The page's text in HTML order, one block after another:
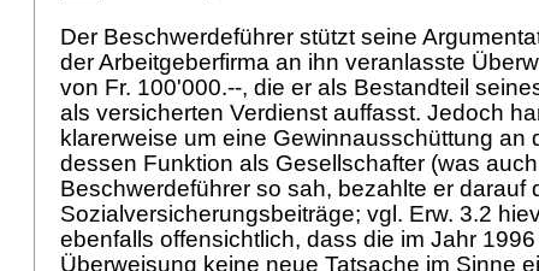
Der Beschwerdeführer stützt seine
der Arbeitgeberfirma an ihn veranlasste
von Fr. 100'000.--, die er als Bestandteil
als versicherten Verdienst auffasst. Jedoch
klarerweise um eine Gewinnausschüttung an
dessen Funktion als Gesellschafter (was
Beschwerdeführer so sah, bezahlte er darauf
Sozialversicherungsbeiträge; vgl. Erw. 3.2
ebenfalls offensichtlich, dass die im Jahr
Überweisung keine neue Tatsache im Sinne